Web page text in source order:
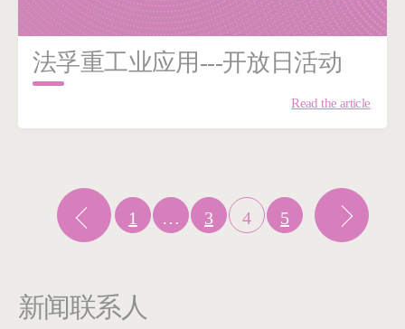
法孚重工业应用---开放日活动
Read the article
1 … 3 4 5
新闻联系人